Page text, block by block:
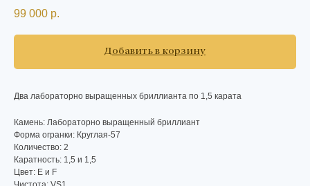
99 000 р.
Добавить в корзину
Два лабораторно выращенных бриллианта по 1,5 карата
Камень: Лабораторно выращенный бриллиант
Форма огранки: Круглая-57
Количество: 2
Каратность: 1,5 и 1,5
Цвет: E и F